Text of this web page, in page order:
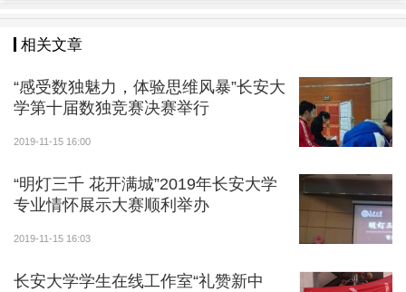
作进行了梳理，促使各部门认清当前工作的局限性，明
确各自职能，施行改进措施。本次会议圆满结束。
相关文章
“感受数独魅力，体验思维风暴”长安大
学第十届数独竞赛决赛举行
2019-11-15 16:00
“明灯三千 花开满城”2019年长安大学
专业情怀展示大赛顺利举办
2019-11-15 16:03
长安大学学生在线工作室“礼赞新中